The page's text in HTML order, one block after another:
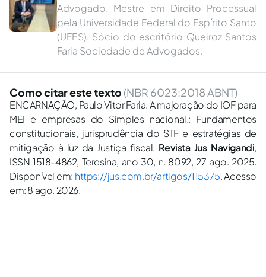
Advogado. Mestre em Direito Processual
pela Universidade Federal do Espírito Santo
(UFES). Sócio do escritório Queiroz Santos
Faria Sociedade de Advogados.
Como citar este texto (NBR 6023:2018 ABNT)
ENCARNAÇÃO, Paulo Vitor Faria. A majoração do IOF para
MEI e empresas do Simples nacional.: Fundamentos
constitucionais, jurisprudência do STF e estratégias de
mitigação à luz da Justiça fiscal. Revista Jus Navigandi,
ISSN 1518-4862, Teresina, ano 30, n. 8092, 27 ago. 2025.
Disponível em: https://jus.com.br/artigos/115375. Acesso
em: 8 ago. 2026.